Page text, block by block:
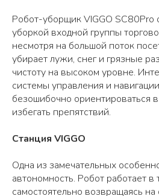
Робот-уборщик VIGGO SC80Pro
уборкой входной группы
несмотря на большой поток
убирает лужи, снег и грязные
чистоту на высоком уровне.
системы управления и
безошибочно ориентироваться
избегать препятствий.
Станция VIGGO
Одна из замечательных
автономность. Робот работает в
самостоятельно возвращаясь на